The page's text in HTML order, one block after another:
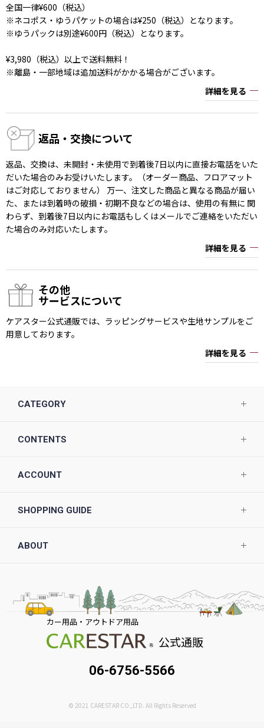
全国一律¥600（税込）
※ネコポス・ゆうパケットの場合は¥250（税込）となります。
※ゆうパックは別途¥600円（税込）となります。
¥3,980（税込）以上で送料無料！
※離島・一部地域は追加送料がかかる場合がございます。
詳細を見る
返品・交換について
返品、交換は、未開封・未使用で到着後7日以内に直接お電話をいた
だいた場合のみお受けいたします。（オーダー商品、フロアマット
はご対応しておりません） 万一、注文した商品と異なる商品が届い
た、または到着時の破損・初期不良などの場合は、使用の有無に 関
わらず、到着後7日以内にお電話もしくはメールでご連絡をいただい
た場合のみ対応いたします。
詳細を見る
その他
サービスについて
ケアスター公式通販では、ラッピングサービスや生地サンプルをご
用意しております。
詳細を見る
CATEGORY
CONTENTS
ACCOUNT
SHOPPING GUIDE
ABOUT
カー用品・アウトドア用品
公式通販
06-6756-5566
© 2021 CARESTAR CO.,LTD. All Rights Reserved